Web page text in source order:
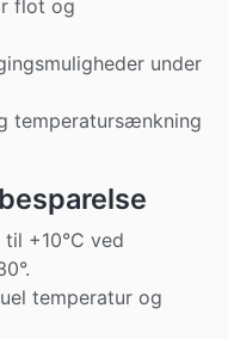
flot og
under
temperatursænkning
+10°C ved
temperatur og